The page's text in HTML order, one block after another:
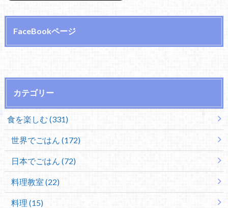
FaceBookページ
カテゴリー
食を楽しむ (331)
世界でごはん (172)
日本でごはん (72)
料理教室 (22)
料理 (15)